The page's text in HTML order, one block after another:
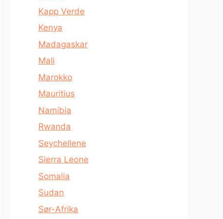
Kapp Verde
Kenya
Madagaskar
Mali
Marokko
Mauritius
Namibia
Rwanda
Seychellene
Sierra Leone
Somalia
Sudan
Sør-Afrika